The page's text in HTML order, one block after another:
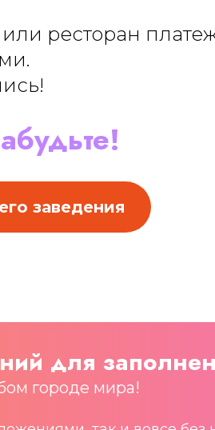
ресторан
заведения
для
городе мира!